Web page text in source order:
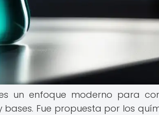
un enfoque moderno para
Fue propuesta por los